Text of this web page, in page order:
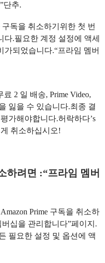
단추.
구독을 취소하기위한 첫 번
.필요한 계정 설정에 액세
가되었습니다.“프라임 멤버
2 일 배송, Prime Video,
잃을 수 있습니다.최종 결
가해야합니다.허락하다’s
취소하십시오!
하려면 :“프라임 멤버
Prime 구독을 취소하
십을 관리합니다”페이지.
필요한 설정 및 옵션에 액